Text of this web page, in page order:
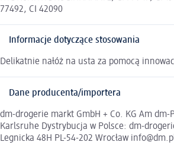
77492, CI 42090
Informacje dotyczące stosowania
Delikatnie nałóż na usta za pomocą
Dane producenta/importera
dm-drogerie markt GmbH + Co. KG Am dm-
Karlsruhe Dystrybucja w Polsce: dm-
Legnicka 48H PL-54-202 Wrocław